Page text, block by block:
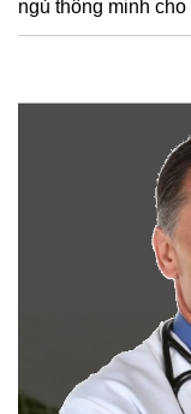
ngủ thông minh cho